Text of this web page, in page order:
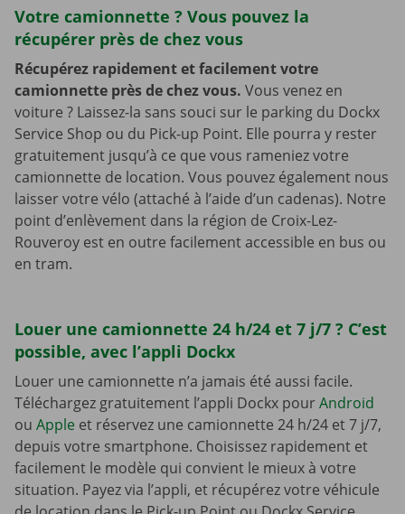
Votre camionnette ? Vous pouvez la
récupérer près de chez vous
Récupérez rapidement et facilement votre
camionnette près de chez vous. Vous venez en
voiture ? Laissez-la sans souci sur le parking du Dockx
Service Shop ou du Pick-up Point. Elle pourra y rester
gratuitement jusqu’à ce que vous rameniez votre
camionnette de location. Vous pouvez également nous
laisser votre vélo (attaché à l’aide d’un cadenas). Notre
point d’enlèvement dans la région de Croix-Lez-
Rouveroy est en outre facilement accessible en bus ou
en tram.
Louer une camionnette 24 h/24 et 7 j/7 ? C’est
possible, avec l’appli Dockx
Louer une camionnette n’a jamais été aussi facile.
Téléchargez gratuitement l’appli Dockx pourAndroid
ou Apple et réservez une camionnette 24 h/24 et 7 j/7,
depuis votre smartphone. Choisissez rapidement et
facilement le modèle qui convient le mieux à votre
situation. Payez via l’appli, et récupérez votre véhicule